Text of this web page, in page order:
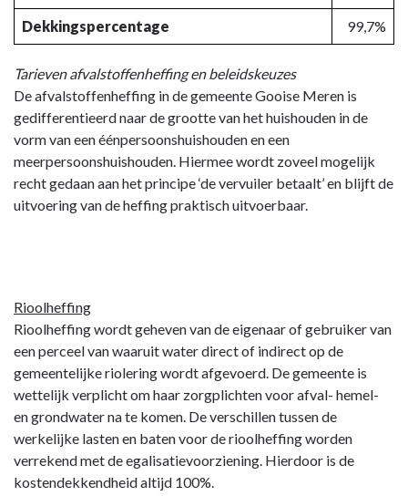
Dekkingspercentage 99,7%
Tarieven afvalstoffenheffing en beleidskeuzes
De afvalstoffenheffing in de gemeente Gooise Meren is
gedifferentieerd naar de grootte van het huishouden in de
vorm van een éénpersoonshuishouden en een
meerpersoonshuishouden. Hiermee wordt zoveel mogelijk
recht gedaan aan het principe ‘de vervuiler betaalt’ en blijft de
uitvoering van de heffing praktisch uitvoerbaar.
Rioolheffing
Rioolheffing wordt geheven van de eigenaar of gebruiker van
een perceel van waaruit water direct of indirect op de
gemeentelijke riolering wordt afgevoerd. De gemeente is
wettelijk verplicht om haar zorgplichten voor afval- hemel-
en grondwater na te komen. De verschillen tussen de
werkelijke lasten en baten voor de rioolheffing worden
verrekend met de egalisatievoorziening. Hierdoor is de
kostendekkendheid altijd 100%.